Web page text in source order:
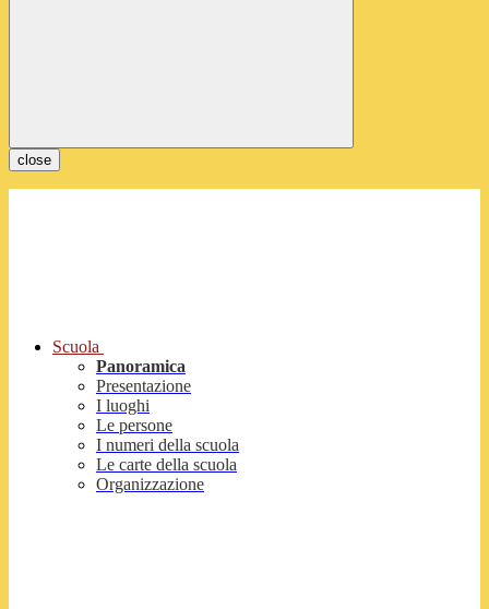
close
Scuola
Panoramica
Presentazione
I luoghi
Le persone
I numeri della scuola
Le carte della scuola
Organizzazione